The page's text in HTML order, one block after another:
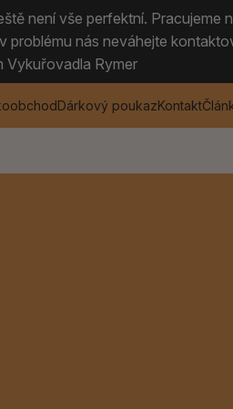
není vše perfektní.
problému nás neváhejte
Vykuřovadla Rymer
Dárkový poukazKontakt